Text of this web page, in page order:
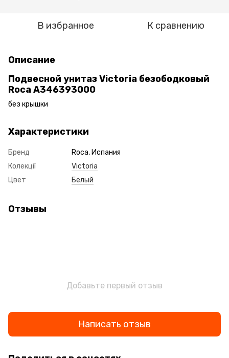
В избранное К сравнению
Описание
Подвесной унитаз Victoria безободковый
Roca A346393000
без крышки
Характеристики
Бренд
Roca, Испания
Колекції
Victoria
Цвет
Белый
Отзывы
Добавьте первый отзыв
Написать отзыв